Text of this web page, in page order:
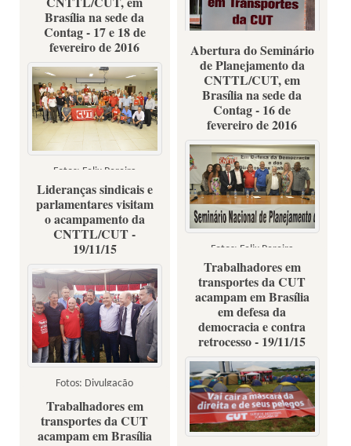
Fotos: Gilberto Araújo
Brasília na sede da
Contag - 17 e 18 de
fevereiro de 2016
Fotos: Felix Pereira
Abertura do Seminário
de Planejamento da
CNTTL/CUT, em
Brasília na sede da
Contag - 16 de
fevereiro de 2016
Fotos: Felix Pereira
Lideranças sindicais e
parlamentares visitam
o acampamento da
CNTTL/CUT -
19/11/15
Fotos: Divulgação
Trabalhadores em
transportes da CUT
acampam em Brasília
em defesa da
democracia e contra
retrocesso - 19/11/15
Trabalhadores em
transportes da CUT
acampam em Brasília